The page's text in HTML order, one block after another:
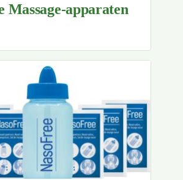
Massage-apparaten